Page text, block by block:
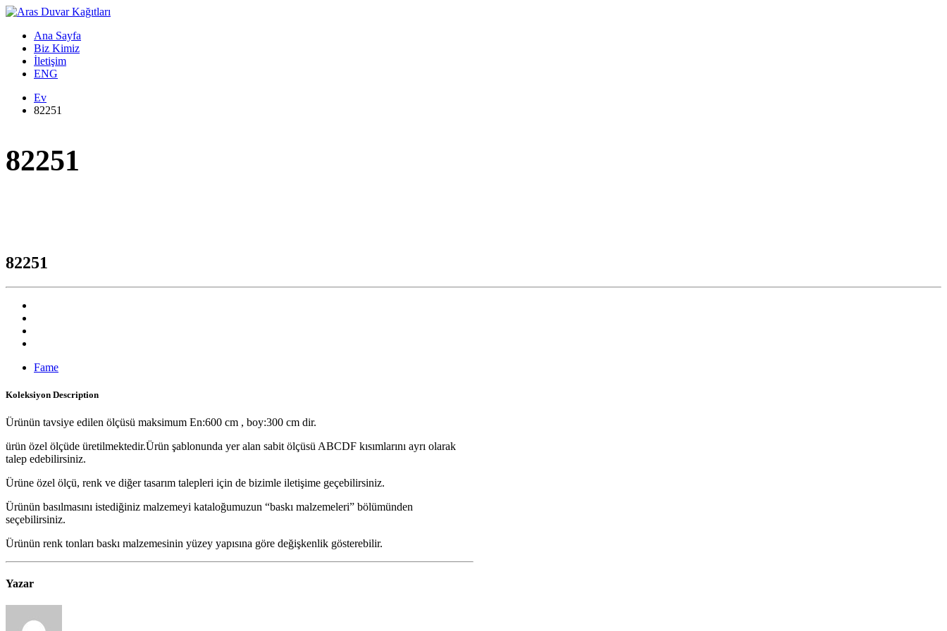
Ana Sayfa
Biz Kimiz
İletişim
ENG
Ev
82251
82251
82251
Fame
Koleksiyon Description
Ürünün tavsiye edilen ölçüsü maksimum En:600 cm , boy:300 cm dir.
ürün özel ölçüde üretilmektedir.Ürün şablonunda yer alan sabit ölçüsü ABCDF kısımlarını ayrı olarak
talep edebilirsiniz.
Ürüne özel ölçü, renk ve diğer tasarım talepleri için de bizimle iletişime geçebilirsiniz.
Ürünün basılmasını istediğiniz malzemeyi kataloğumuzun “baskı malzemeleri” bölümünden
seçebilirsiniz.
Ürünün renk tonları baskı malzemesinin yüzey yapısına göre değişkenlik gösterebilir.
Yazar